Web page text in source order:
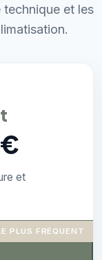
technique et les
et
PLUS FRÉQUENT